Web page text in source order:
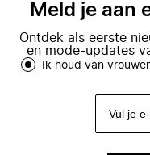
Meld je aan
Ontdek als eerste
en mode-updates
Ik houd van